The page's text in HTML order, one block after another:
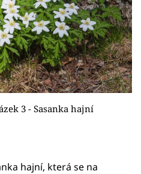
3 - Sasanka hajní
hajní, která se na